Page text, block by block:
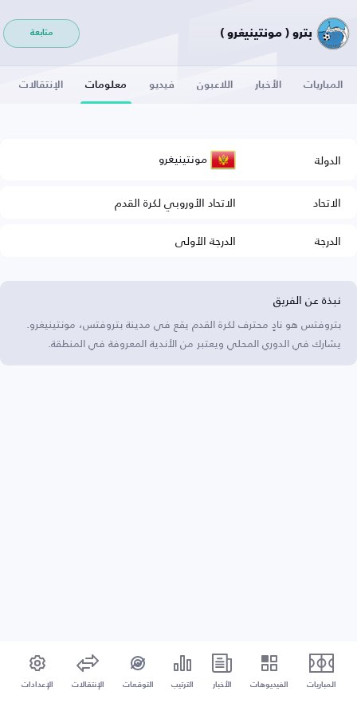
بترو ( مونتينيغرو ) متابعة
المباريات الأخبار اللاعبون فيديو معلومات الإنتقالات
الدولة مونتينيغرو
الاتحاد
الاتحاد الأوروبي لكرة القدم
الدرجة
الدرجة الأولى
نبذة عن الفريق
بتروفتس هو نادٍ محترف لكرة القدم يقع في مدينة بتروفتس، مونتينيغرو.
يشارك في الدوري المحلي ويعتبر من الأندية المعروفة في المنطقة.
المباريات الفيديوهات الأخبار الترتيب التوقعات الإنتقالات الإعدادات